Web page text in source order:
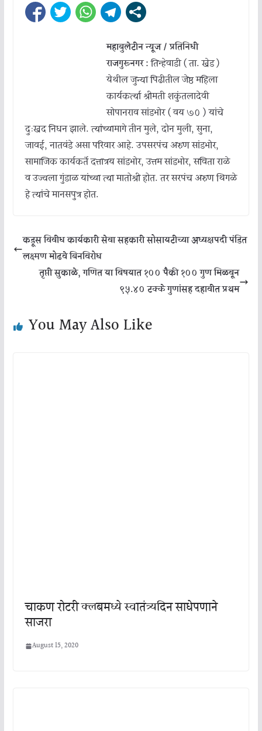
महाबुलेटीन न्यूज / प्रतिनिधी
राजगुरूनगर :तिन्हेवाडी ( ता. खेड )
येथील जुन्या पिढीतील जेष्ठ महिला
कार्यकर्त्या श्रीमती शकुंतलादेवी
सोपानराव सांडभोर ( वय ७० ) यांचे
दुःखद निधन झाले. त्यांच्यामागे तीन मुले, दोन मुली, सुना,
जावई, नातवंडे असा परिवार आहे. उपसरपंच अरुण सांडभोर,
सामाजिक कार्यकर्ते दत्तात्रय सांडभोर, उत्तम सांडभोर, सविता राळे
व उज्वला गुंडाळ यांच्या त्या मातोश्री होत. तर सरपंच अरुण थिगळे
हे त्यांचे मानसपुत्र होत.
कडूस विवीध कार्यकारी सेवा सहकारी सोसायटीच्या अध्यक्षपदी पंडित
लक्ष्मण मोढवे बिनविरोध
तृप्ती सुकाळे, गणित या विषयात १०० पैकी १०० गुण मिळवून
९५.४० टक्के गुणांसह दहावीत प्रथम
You May Also Like
चाकण रोटरी क्लबमध्ये स्वातंत्र्यदिन साधेपणाने
साजरा
August 15, 2020